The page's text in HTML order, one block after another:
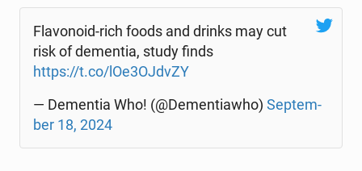
Fla­vo­no­id-rich foods and drinks may cut
risk of de­men­tia, study finds
https://t.co/lOe3OJdvZY
— De­men­tia Who! (@De­men­tia­who) Sep­tem­
ber 18, 2024